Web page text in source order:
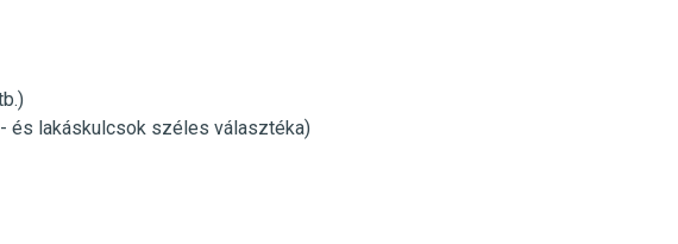
és lakáskulcsok széles választéka)